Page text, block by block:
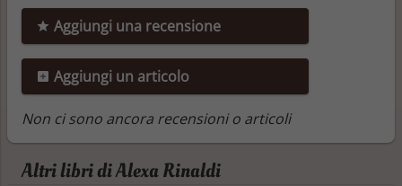
Aggiungi una recensione
Aggiungi un articolo
Non ci sono ancora recensioni o articoli
Altri libri di Alexa Rinaldi